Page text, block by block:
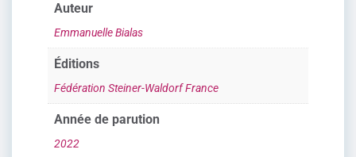
Auteur
Emmanuelle Bialas
Éditions
Fédération Steiner-Waldorf France
Année de parution
2022